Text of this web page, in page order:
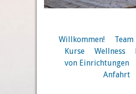
Willkommen! Team
Kurse
Wellness
von Einrichtungen
Anfahrt